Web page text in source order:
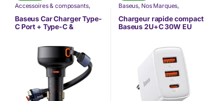
Accessoires & composants,
Accessoires Mobilité
Baseus
Chargeur ,Informatique,Nos
Marques ,Offres à ne pas rater,
TÉLÉPHONIE
Baseus Car Charger Type-
C Port + Type-C &
Series (C00057802111-00)
Baseus, Nos Marques,
Téléphonie & Tablette
Chargeur rapide compact
Baseus 2U+C 30W EU